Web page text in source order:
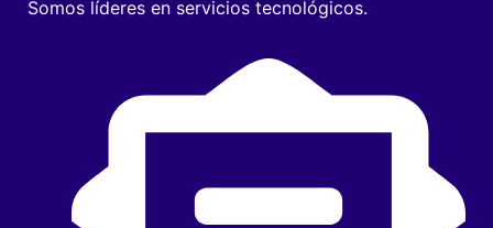
Somos líderes en servicios tecnológicos.